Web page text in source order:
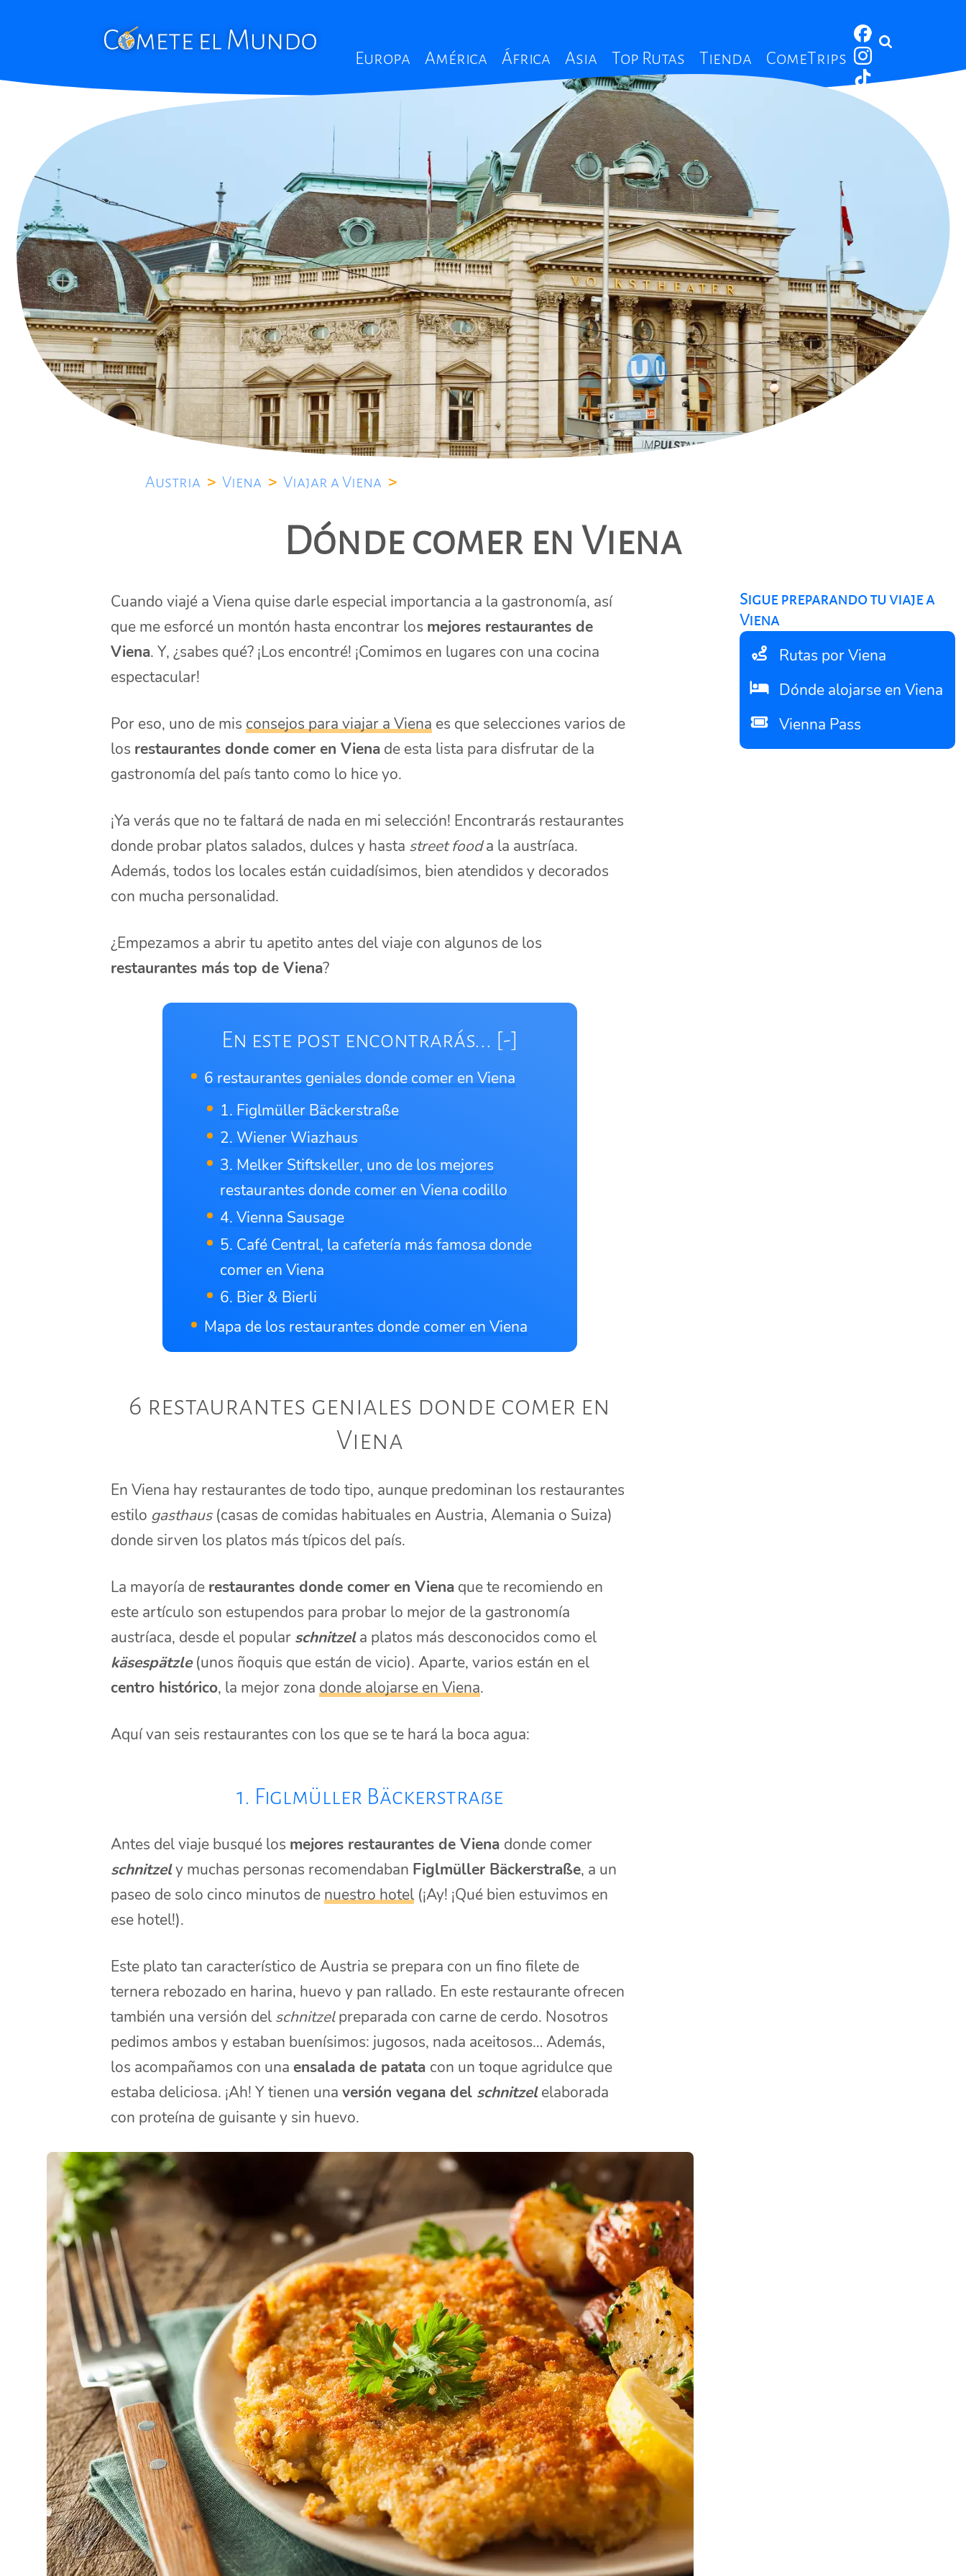
Main
navigation
Europa América África Asia Top Rutas Tienda ComeTrips
Austria > Viena > Viajar a Viena >
Dónde comer en Viena
Cuando viajé a Viena quise darle especial importancia a la gastronomía, así
que me esforcé un montón hasta encontrar los mejores restaurantes de
Viena. Y, ¿sabes qué? ¡Los encontré! ¡Comimos en lugares con una cocina
espectacular!
Por eso, uno de misconsejos para viajar a Viena es que selecciones varios de
los restaurantes donde comer en Viena de esta lista para disfrutar de la
gastronomía del país tanto como lo hice yo.
¡Ya verás que no te faltará de nada en mi selección! Encontrarás restaurantes
donde probar platos salados, dulces y hasta street fooda la austríaca.
Además, todos los locales están cuidadísimos, bien atendidos y decorados
con mucha personalidad.
¿Empezamos a abrir tu apetito antes del viaje con algunos de los
restaurantes más top de Viena?
En este post encontrarás...
6 restaurantes geniales donde comer en Viena
1. Figlmüller Bäckerstraße
2. Wiener Wiazhaus
3. Melker Stiftskeller, uno de los mejores
restaurantes donde comer en Viena codillo
4. Vienna Sausage
5. Café Central, la cafetería más famosa donde
comer en Viena
6. Bier & Bierli
Mapa de los restaurantes donde comer en Viena
6 restaurantes geniales donde comer en
Viena
En Viena hay restaurantes de todo tipo, aunque predominan los restaurantes
estilo gasthaus(casas de comidas habituales en Austria, Alemania o Suiza)
donde sirven los platos más típicos del país.
La mayoría de restaurantes donde comer en Viena que te recomiendo en
este artículo son estupendos para probar lo mejor de la gastronomía
austríaca, desde el popular schnitzela platos más desconocidos como el
käsespätzle(unos ñoquis que están de vicio). Aparte, varios están en el
centro histórico, la mejor zonadonde alojarse en Viena.
Aquí van seis restaurantes con los que se te hará la boca agua:
1. Figlmüller Bäckerstraße
Antes del viaje busqué los mejores restaurantes de Viena donde comer
schnitzely muchas personas recomendaban Figlmüller Bäckerstraße, a un
paseo de solo cinco minutos denuestro hotel (¡Ay! ¡Qué bien estuvimos en
ese hotel!).
Este plato tan característico de Austria se prepara con un fino filete de
ternera rebozado en harina, huevo y pan rallado. En este restaurante ofrecen
también una versión del schnitzelpreparada con carne de cerdo. Nosotros
pedimos ambos y estaban buenísimos: jugosos, nada aceitosos… Además,
los acompañamos con unaensalada de patata con un toque agridulce que
estaba deliciosa. ¡Ah! Y tienen unaversión vegana del schnitzelelaborada
con proteína de guisante y sin huevo.
Sigue preparando tu viaje a
Viena
Rutas por Viena
Dónde alojarse en Viena
Vienna Pass